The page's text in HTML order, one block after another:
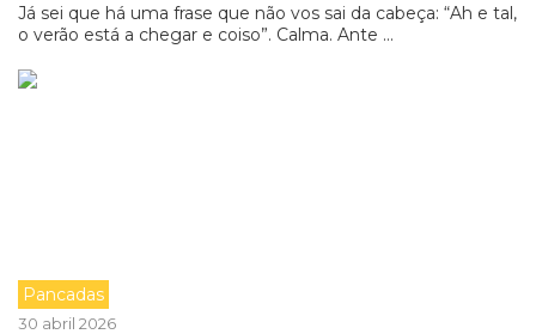
Já sei que há uma frase que não vos sai da cabeça: “Ah e tal,
o verão está a chegar e coiso”. Calma. Ante ...
Pancadas
30 abril 2026